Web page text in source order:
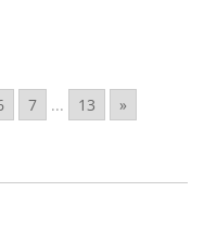
7 ... 13 »